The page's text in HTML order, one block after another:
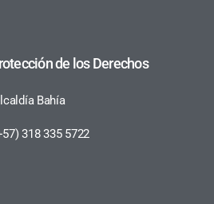
de los Derechos
Bahía
318 335 5722